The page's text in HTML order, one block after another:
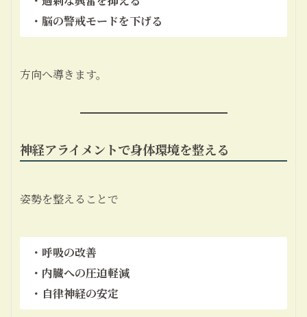
・脳の警戒モードを下げる
方向へ導きます。
神経アライメントで身体環境を整える
姿勢を整えることで
・呼吸の改善
・内臓への圧迫軽減
・自律神経の安定